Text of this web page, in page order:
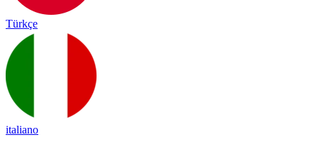
Türkçe
italiano